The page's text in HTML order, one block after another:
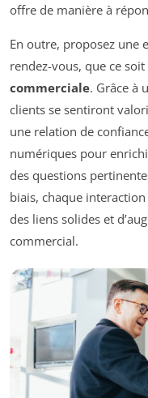
offre de manière à
En outre, proposez une
rendez-vous, que ce
commerciale. Grâce à
clients se sentiront
une relation de
numériques pour
des questions
biais, chaque
des liens solides et
commercial.